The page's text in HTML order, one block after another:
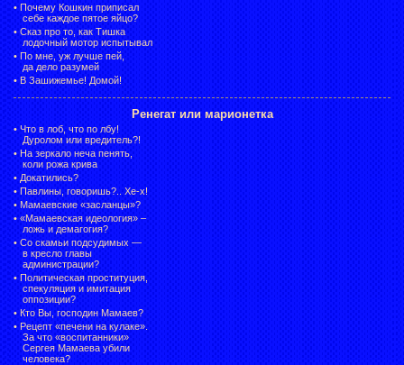
• Почему Кошкин приписал
себе каждое пятое яйцо?
• Сказ про то, как Тишка
лодочный мотор испытывал
• По мне, уж лучше пей,
да дело разумей
• В Зашижемье! Домой!
Ренегат или марионетка
• Что в лоб, что по лбу!
Дуролом или вредитель?!
• На зеркало неча пенять,
коли рожа крива
• Докатились?
• Павлины, говоришь?.. Хе-х!
• Мамаевские «засланцы»?
• «Мамаевская идеология» –
ложь и демагогия?
• Со скамьи подсудимых —
в кресло главы
администрации?
• Политическая проституция,
спекуляция и имитация
оппозиции?
• Кто Вы, господин Мамаев?
• Рецепт «печени на кулаке».
За что «воспитанники»
Сергея Мамаева убили
человека?